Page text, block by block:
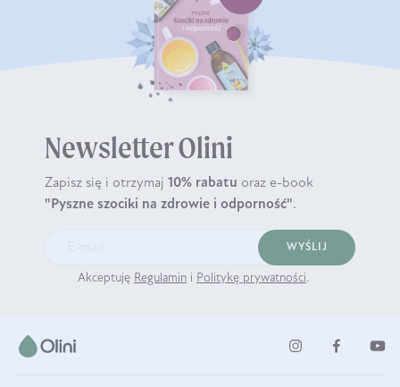
Newsletter Olini
Zapisz się i otrzymaj 10% rabatu oraz e-book
"Pyszne szociki na zdrowie i odporność".
WYŚLIJ
Akceptuję Regulamin i Politykę prywatności.